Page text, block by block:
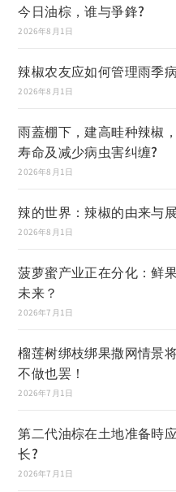
今日油棕，谁与爭鋒?
2026年8月1日
辣椒农友应如何管理雨季
2026年8月1日
雨蓋棚下，建高畦种辣椒
寿命及减少病虫害纠缠?
2026年8月1日
辣的世界：辣椒的由来与
2026年8月1日
菠萝蜜产业正在分化：鲜
未来？
2026年7月1日
榴莲树绑枝绑果撒网情景
不做也罢！
2026年7月1日
第二代油棕在土地准备時
长?
2026年7月1日